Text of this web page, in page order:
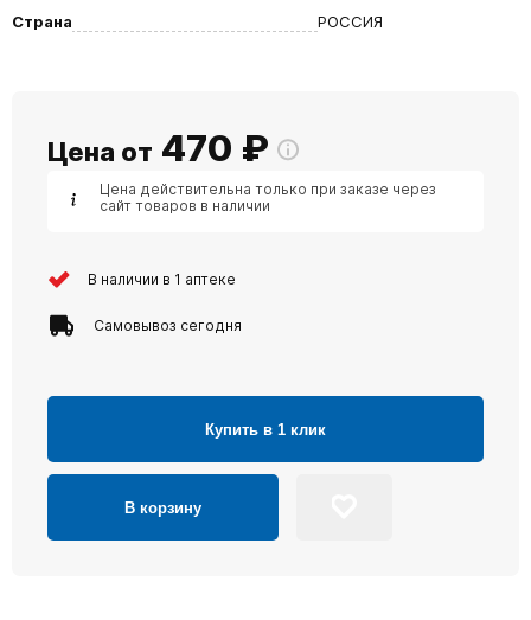
Страна
РОССИЯ
Цена от 470 ₽
Цена действительна только при заказе через
сайт товаров в наличии
В наличии в 1 аптеке
Самовывоз сегодня
Купить в 1 клик
В корзину